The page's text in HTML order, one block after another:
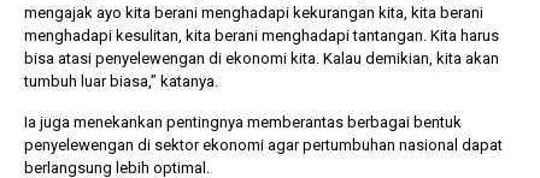
mengajak ayo kita berani menghadapi kekurangan kita, kita berani
menghadapi kesulitan, kita berani menghadapi tantangan. Kita harus
bisa atasi penyelewengan di ekonomi kita. Kalau demikian, kita akan
tumbuh luar biasa,” katanya.
Ia juga menekankan pentingnya memberantas berbagai bentuk
penyelewengan di sektor ekonomi agar pertumbuhan nasional dapat
berlangsung lebih optimal.